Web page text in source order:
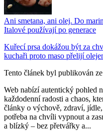
Ani smetana, ani olej. Do
Italové používají po generace
Kuřecí prsa dokážou být za
kuchaři proto maso přelijí
Tento článek byl publikován
Web nabízí autentický pohled
každodenní radosti a chaos,
články o výchově, zdraví,
potřeba na chvíli vypnout a
a blízký – bez přetvářky a...